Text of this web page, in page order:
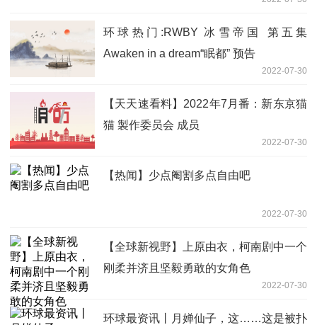
环球热门:RWBY 冰雪帝国 第五集
Awaken in a dream“眠都” 预告
2022-07-30
【天天速看料】2022年7月番：新东京猫
猫 製作委员会 成员
2022-07-30
【热闻】少点阉割多点自由吧
2022-07-30
【全球新视野】上原由衣，柯南剧中一个
刚柔并济且坚毅勇敢的女角色
2022-07-30
环球最资讯丨月婵仙子，这……这是被扑